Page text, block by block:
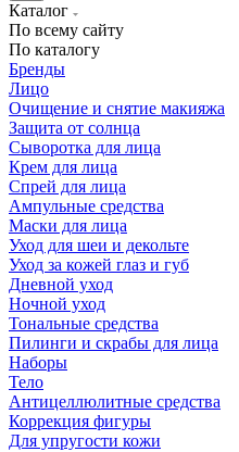
Каталог
По всему сайту
По каталогу
Бренды
Лицо
Очищение и снятие макияжа
Защита от солнца
Сыворотка для лица
Крем для лица
Спрей для лица
Ампульные средства
Маски для лица
Уход для шеи и декольте
Уход за кожей глаз и губ
Дневной уход
Ночной уход
Тональные средства
Пилинги и скрабы для лица
Наборы
Тело
Антицеллюлитные средства
Коррекция фигуры
Для упругости кожи